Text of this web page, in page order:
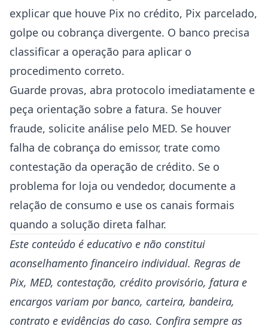
explicar que houve Pix no crédito, Pix parcelado,
golpe ou cobrança divergente. O banco precisa
classificar a operação para aplicar o
procedimento correto.
Guarde provas, abra protocolo imediatamente e
peça orientação sobre a fatura. Se houver
fraude, solicite análise pelo MED. Se houver
falha de cobrança do emissor, trate como
contestação da operação de crédito. Se o
problema for loja ou vendedor, documente a
relação de consumo e use os canais formais
quando a solução direta falhar.
Este conteúdo é educativo e não constitui
aconselhamento financeiro individual. Regras de
Pix, MED, contestação, crédito provisório, fatura e
encargos variam por banco, carteira, bandeira,
contrato e evidências do caso. Confira sempre as